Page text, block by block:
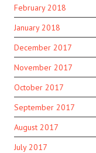
February 2018
January 2018
December 2017
November 2017
October 2017
September 2017
August 2017
July 2017